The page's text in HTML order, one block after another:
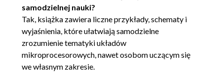
Bufory i rejestry z wyjściami trójstanowymi (35)
Bufory (35)
Rejestry (36)
Przykłady (37)
Rozdział 3. Mikroprocesor i jednostka centralna (47)
samodzielnej nauki?
Tak, książka zawiera liczne przykłady, schematy i
wyjaśnienia, które ułatwiają samodzielne
zrozumienie tematyki układów
mikroprocesorowych, nawet osobom uczącym się
we własnym zakresie.